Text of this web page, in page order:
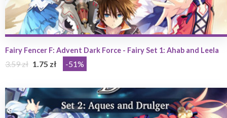
Fairy Fencer F: Advent Dark Force - Fairy Set 1: Ahab and Leela
3.59 zł 1.75 zł -51%